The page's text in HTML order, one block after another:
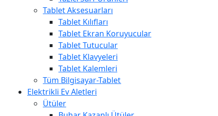
Tablet Aksesuarları
Tablet Kılıfları
Tablet Ekran Koruyucular
Tablet Tutucular
Tablet Klavyeleri
Tablet Kalemleri
Tüm Bilgisayar-Tablet
Elektrikli Ev Aletleri
Ütüler